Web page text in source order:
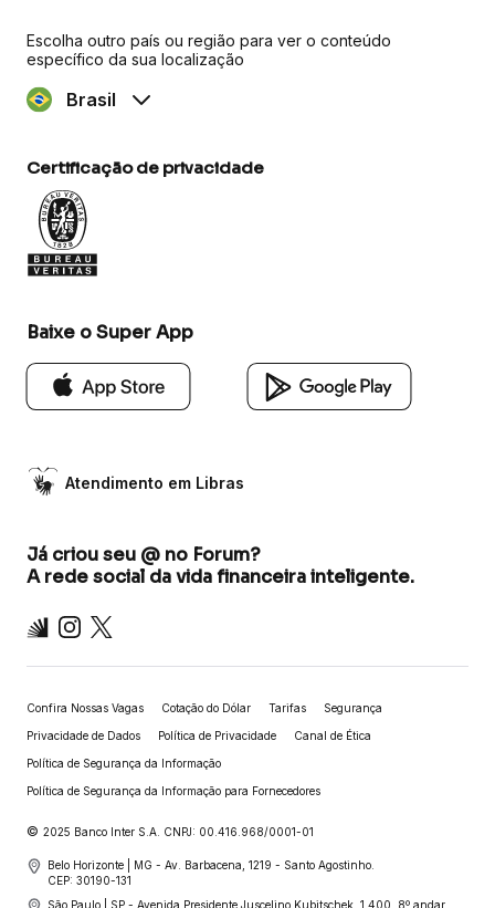
Escolha outro país ou região para ver o conteúdo
específico da sua localização
Brasil
Certificação de privacidade
Baixe o Super App
Atendimento em Libras
Já criou seu @ no Forum?
A rede social da vida financeira inteligente.
Inter Instagram
X
Confira Nossas Vagas Cotação do Dólar Tarifas Segurança
Privacidade de Dados Política de Privacidade Canal de Ética
Política de Segurança da Informação
Política de Segurança da Informação para Fornecedores
© 2025 Banco Inter S.A. CNPJ: 00.416.968/0001-01
Belo Horizonte | MG - Av. Barbacena, 1219 - Santo Agostinho.
CEP: 30190-131
São Paulo | SP - Avenida Presidente Juscelino Kubitschek, 1.400, 8º andar,